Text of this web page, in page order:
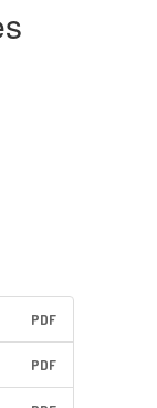
PDF
PDF